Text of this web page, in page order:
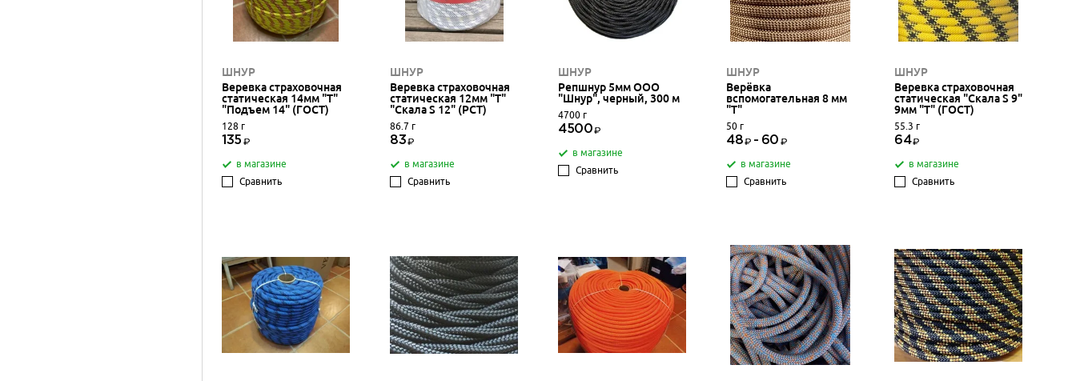
ШНУР
Веревка страховочная
статическая 14мм "Т"
"Подъем 14" (ГОСТ)
128 г
135
в магазине
Сравнить
ШНУР
Веревка страховочная
статическая 12мм "Т"
"Скала S 12" (РСТ)
86.7 г
83
в магазине
Сравнить
ШНУР
Репшнур 5мм ООО
"Шнур", черный, 300 м
4700 г
4500
в магазине
Сравнить
ШНУР
Верёвка
вспомогательная 8 мм
"Т"
50 г
48 - 60
в магазине
Сравнить
ШНУР
Веревка страховочная
статическая "Скала S 9"
9мм "Т" (ГОСТ)
55.3 г
64
в магазине
Сравнить